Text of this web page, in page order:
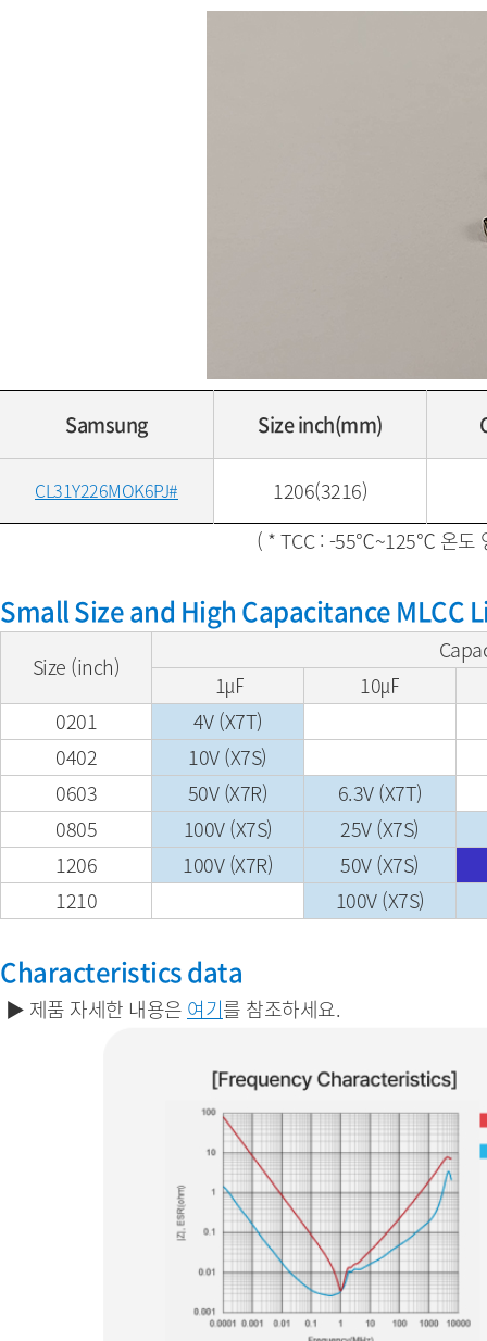
Samsung Size inch(mm)
CL31Y226MOK6PJ#
1206(3216)
( * TCC : -55℃~125℃ 온도
Small Size and High Capacitance MLCC
Size (inch)
1㎌
10㎌
0201
4V (X7T)
0402
10V (X7S)
0603
50V (X7R)
6.3V (X7T)
0805
100V (X7S)
25V (X7S)
1206
100V (X7R)
50V (X7S)
1210
100V (X7S)
Characteristics data
▶ 제품 자세한 내용은 여기를 참조하세요.